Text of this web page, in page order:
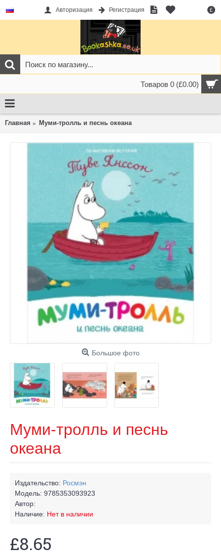
£
Авторизация Регистрация
Товаров 0 (£0.00)
Главная Муми-тролль и песнь океана
Большое фото
Муми-тролль и песнь
океана
Издательство: Росмэн
Модель: 9785353093923
Автор:
Наличие: Нет в наличии
£8.65